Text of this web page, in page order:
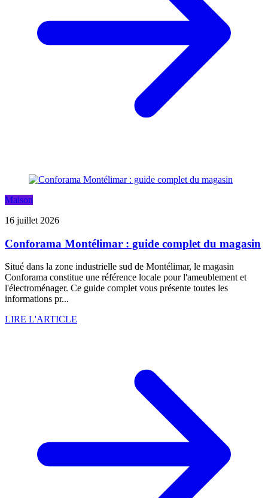
Maison
16 juillet 2026
Conforama Montélimar : guide complet du magasin
Situé dans la zone industrielle sud de Montélimar, le magasin
Conforama constitue une référence locale pour l'ameublement et
l'électroménager. Ce guide complet vous présente toutes les
informations pr...
LIRE L'ARTICLE